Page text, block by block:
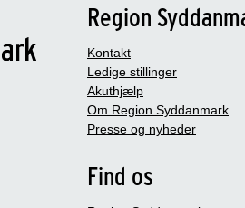
Region
Kontakt
Ledige stillinger
Akuthjælp
Om Region Syddanmark
Presse og nyheder
Find os